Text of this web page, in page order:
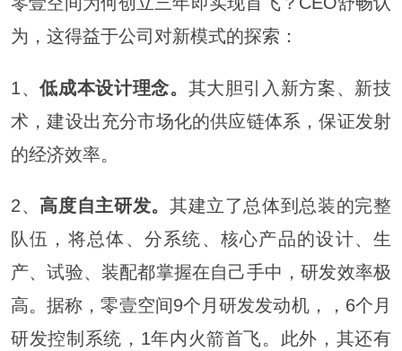
为，这得益于公司对新模式的探索：
1、低成本设计理念。 其大胆引入新方案、新技
术，建设出充分市场化的供应链体系，保证发射
的经济效率。
2、高度自主研发。 其建立了总体到总装的完整
队伍，将总体、分系统、核心产品的设计、生
产、试验、装配都掌握在自己手中，研发效率极
高。据称，零壹空间9个月研发发动机，，6个月
研发控制系统，1年内火箭首飞。此外，其还有